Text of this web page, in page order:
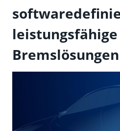
leistungsfähige
Bremslösungen